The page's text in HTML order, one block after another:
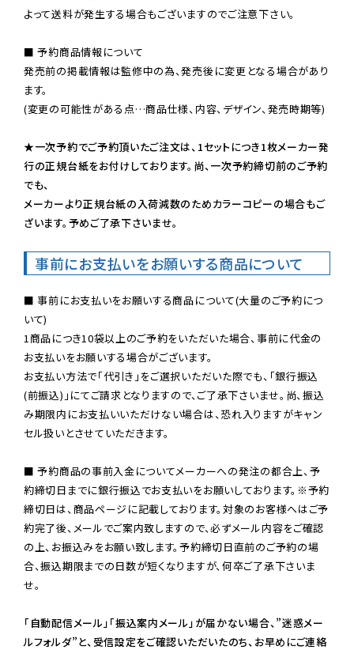
よって送料が発生する場合もございますのでご注意下さい。
■ 予約商品情報について
発売前の掲載情報は監修中の為、発売後に変更となる場合があり
ます。
(変更の可能性がある点…商品仕様、内容、デザイン、発売時期等)
★一次予約でご予約頂いたご注文は、1セットにつき1枚メーカー発
行の正規台紙をお付けしております。尚、一次予約締切前のご予約
でも、
メーカーより正規台紙の入荷減数のためカラーコピーの場合もご
ざいます。予めご了承下さいませ。
事前にお支払いをお願いする商品について
■ 事前にお支払いをお願いする商品について(大量のご予約につ
いて)
1商品につき10袋以上のご予約をいただいた場合、事前に代金の
お支払いをお願いする場合がございます。
お支払い方法で「代引き」をご選択いただいた際でも、「銀行振込
(前振込)」にてご請求となりますので、ご了承下さいませ。尚、振込
み期限内にお支払いいただけない場合は、恐れ入りますがキャン
セル扱いとさせていただきます。
■ 予約商品の事前入金についてメーカーへの発注の都合上、予
約締切日までに銀行振込でお支払いをお願いしております。※予約
締切日は、商品ページに記載しております。対象のお客様へはご予
約完了後、メールでご案内致しますので、必ずメール内容をご確認
の上、お振込みをお願い致します。予約締切日直前のご予約の場
合、振込期限までの日数が短くなりますが、何卒ご了承下さいま
せ。
「自動配信メール」「振込案内メール」が届かない場合、”迷惑メー
ルフォルダ”と、受信設定をご確認いただいたのち、お早めにご連絡